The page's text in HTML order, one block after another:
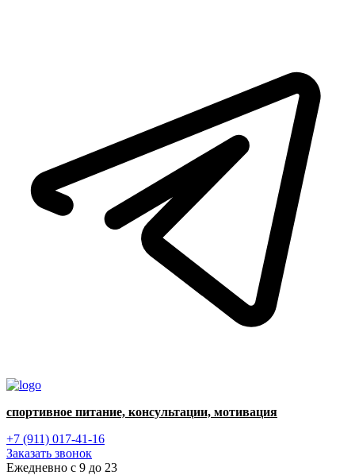
спортивное питание, консультации, мотивация
+7 (911) 017-41-16
Заказать звонок
Ежедневно с 9 до 23